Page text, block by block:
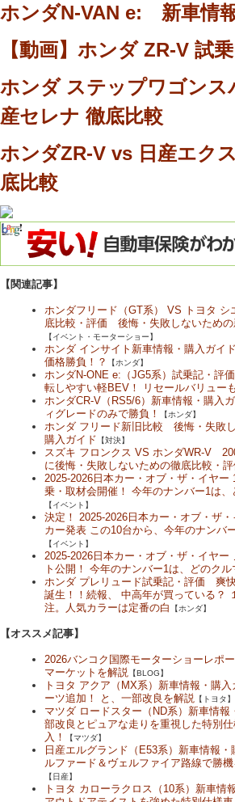
ホンダN-VAN e: 新車情
【動画】ホンダ ZR-V 試
ホンダ ステップワゴンス
産セレナ 徹底比較
ホンダZR-V vs 日産エク
底比較
【関連記事】
ホンダフリード（GT系） VS トヨタ シ
底比較・評価 後悔・失敗しないための
【イベント・モーターショー】
ホンダ インサイト新車情報・購入ガ
価格勝負！？
【ホンダ】
ホンダN-ONE e:（JG5系）試乗記・評
転しやすい軽BEV！ リセールバリュー
ホンダCR-V（RS5/6）新車情報・購入
ィグレードのみで勝負！
【ホンダ】
ホンダ フリード新旧比較 後悔・失敗
購入ガイド 【対決】
スズキ フロンクス VS ホンダWR-V
に後悔・失敗しないための徹底比較・評
2025-2026日本カー・オブ・ザ・イヤー
乗・取材会開催！ 今年のナンバー1は、
【イベント】
決定！ 2025-2026日本カー・オブ・ザ・
カー発表 この10台から、今年のナンバ
【イベント】
2025-2026日本カー・オブ・ザ・イヤー
ト公開！ 今年のナンバー1は、どのクル
ホンダ プレリュード試乗記・評価 爽
誕生！！続報、 中高年が買っている？
注。人気カラーは定番の白
【ホンダ】
【オススメ記事】
2026バンコク国際モーターショーレポ
マーケットを解説 【BLOG】
トヨタ アクア（MX系）新車情報・購
ーツ追加！ と、一部改良を解説 【トヨタ】
マツダ ロードスター（ND系）新車情
部改良とピュアな走りを重視した特別
入！
【マツダ】
日産エルグランド（E53系）新車情報
ルファード＆ヴェルファイア路線で勝
【日産】
トヨタ カローラクロス（10系）新車情